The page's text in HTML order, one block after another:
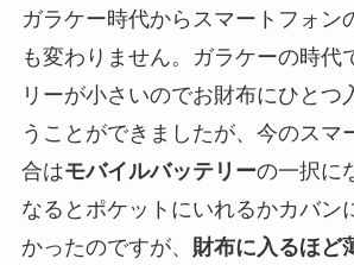
ガラケー時代からスマートフォン
も変わりません。ガラケーの時代
リーが小さいのでお財布にひとつ
うことができましたが、今のスマ
合はモバイルバッテリーの一択に
なるとポケットにいれるかカバン
かったのですが、 財布に入るほど